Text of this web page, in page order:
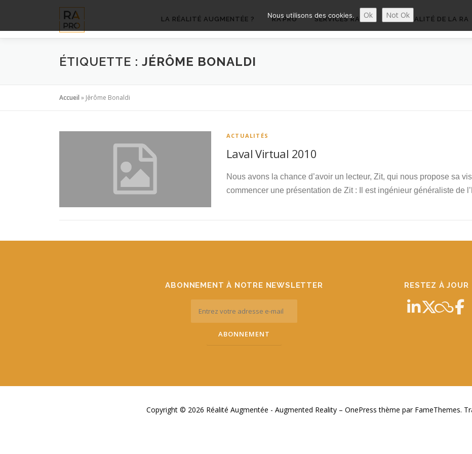
contenu
LA RÉALITÉ AUGMENTÉE ? RA’PRO SERVICES RA’PRO ACTUALITÉ DE LA RA
ÉTIQUETTE : JÉRÔME BONALDI
Accueil » Jérôme Bonaldi
ACTUALITÉS
Laval Virtual 2010
Nous avons la chance d’avoir un lecteur, Zit, qui nous propose sa
commencer une présentation de Zit : Il est ingénieur généraliste de
ABONNEMENT À NOTRE NEWSLETTER RESTEZ À JOUR
Copyright © 2026 Réalité Augmentée - Augmented Reality – OnePress thème par FameThemes.
Nous utilisons des cookies. Ok Not Ok